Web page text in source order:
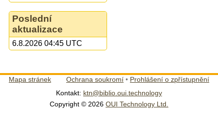
Poslední
aktualizace
6.8.2026 04:45 UTC
Mapa stránek Ochrana soukromí • Prohlášení o zpřístupnění
Kontakt: ktn@biblio.oui.technology
Copyright © 2026 OUI Technology Ltd.